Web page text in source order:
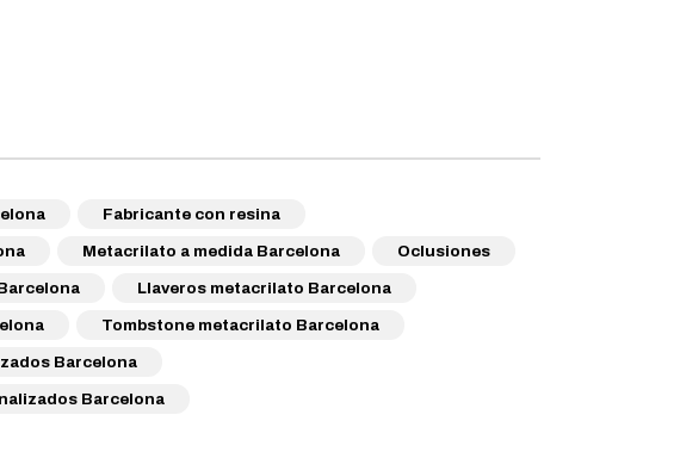
Fabricante con resina
Metacrilato a medida Barcelona
Oclusiones
Llaveros metacrilato Barcelona
Tombstone metacrilato Barcelona
Barcelona
Barcelona